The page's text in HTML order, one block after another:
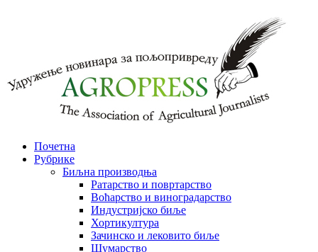
Почетна
Рубрике
Биљна производња
Ратарство и повртарство
Воћарство и виноградарство
Индустријско биље
Хортикултура
Зачинско и лековито биље
Шумарство